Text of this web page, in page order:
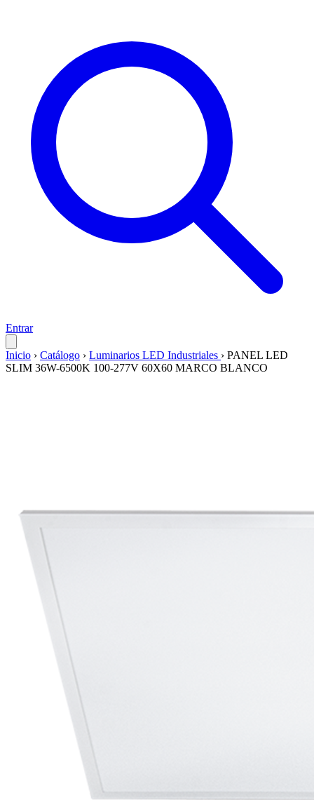
Entrar
Inicio › Catálogo › Luminarios LED Industriales › PANEL LED
SLIM 36W-6500K 100-277V 60X60 MARCO BLANCO